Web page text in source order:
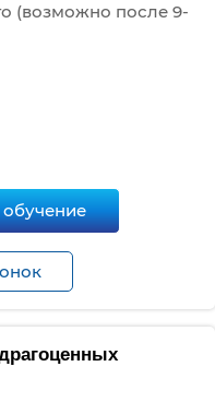
(возможно после 9-
обучение